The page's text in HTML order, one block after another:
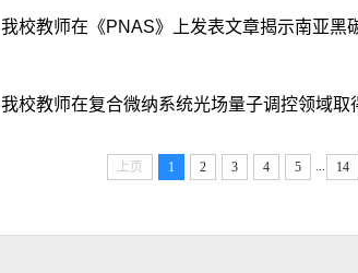
我校教师在复合微纳系统光场量子调控领域取
上页 1 2 3 4 5 14